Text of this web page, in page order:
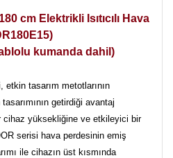
cm Elektrikli Isıtıcılı Hava
kumanda dahil)
tasarım metotlarının
getirdiği avantaj
yüksekliğine ve etkileyici bir
serisi hava perdesinin emiş
ile cihazın üst kısmında